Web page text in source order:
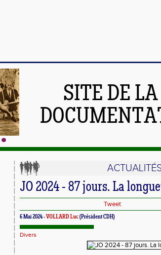
SITE DE
JO 2024 - 87 jours. La
Tweet
6 Mai 2024 - VOLLARD Luc(Président CDH)
Divers